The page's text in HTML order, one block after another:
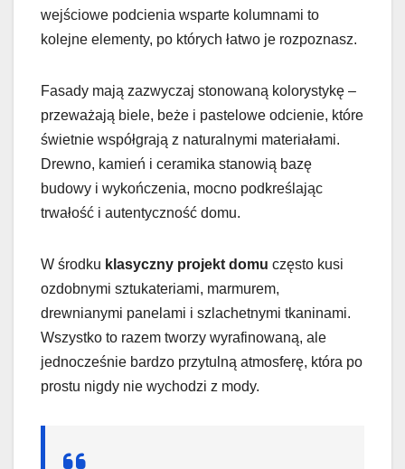
wejściowe podcienia wsparte kolumnami to
kolejne elementy, po których łatwo je rozpoznasz.
Fasady mają zazwyczaj stonowaną kolorystykę –
przeważają biele, beże i pastelowe odcienie, które
świetnie współgrają z naturalnymi materiałami.
Drewno, kamień i ceramika stanowią bazę
budowy i wykończenia, mocno podkreślając
trwałość i autentyczność domu.
W środku klasyczny projekt domu często kusi
ozdobnymi sztukateriami, marmurem,
drewnianymi panelami i szlachetnymi tkaninami.
Wszystko to razem tworzy wyrafinowaną, ale
jednocześnie bardzo przytulną atmosferę, która po
prostu nigdy nie wychodzi z mody.